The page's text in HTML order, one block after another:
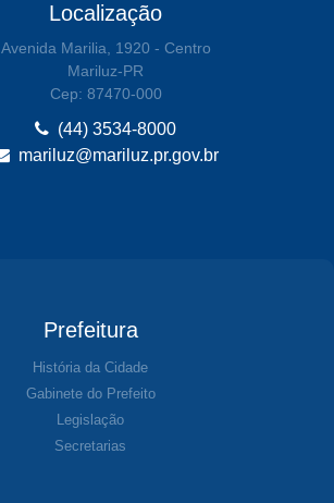
Localização
Avenida Marilia, 1920 - Centro
Mariluz-PR
Cep: 87470-000
(44) 3534-8000
mariluz@mariluz.pr.gov.br
Prefeitura
História da Cidade
Gabinete do Prefeito
Legislação
Secretarias